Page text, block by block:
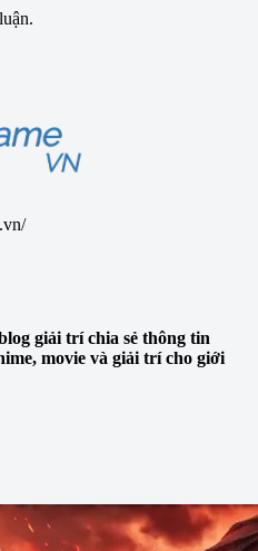
giải trí chia sẻ thông tin
movie và giải trí cho giới